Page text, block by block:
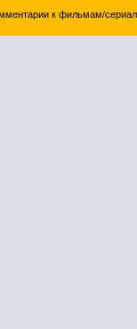
к фильмам/